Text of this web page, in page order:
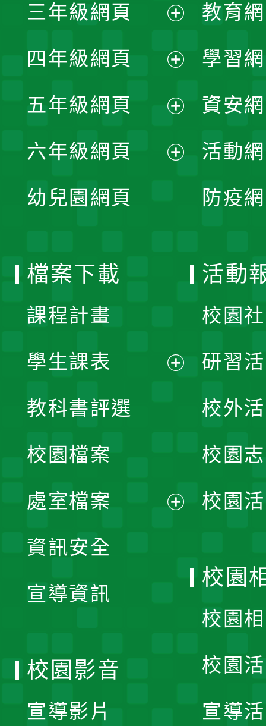
選
單
開
選
單
三年級網頁
開
選
單
四年級網頁
開
選
五年級網頁
開
六年級網頁
幼兒園網頁
教育
學習
資安
活動
防疫
檔案下載
課程計畫
學生課表
單
教科書評選
校園檔案
處室檔案
資訊安全
宣導資訊
活動
校園
研習
校外
校園
校園
校園
校園
校園
宣導
校園影音
宣導影片